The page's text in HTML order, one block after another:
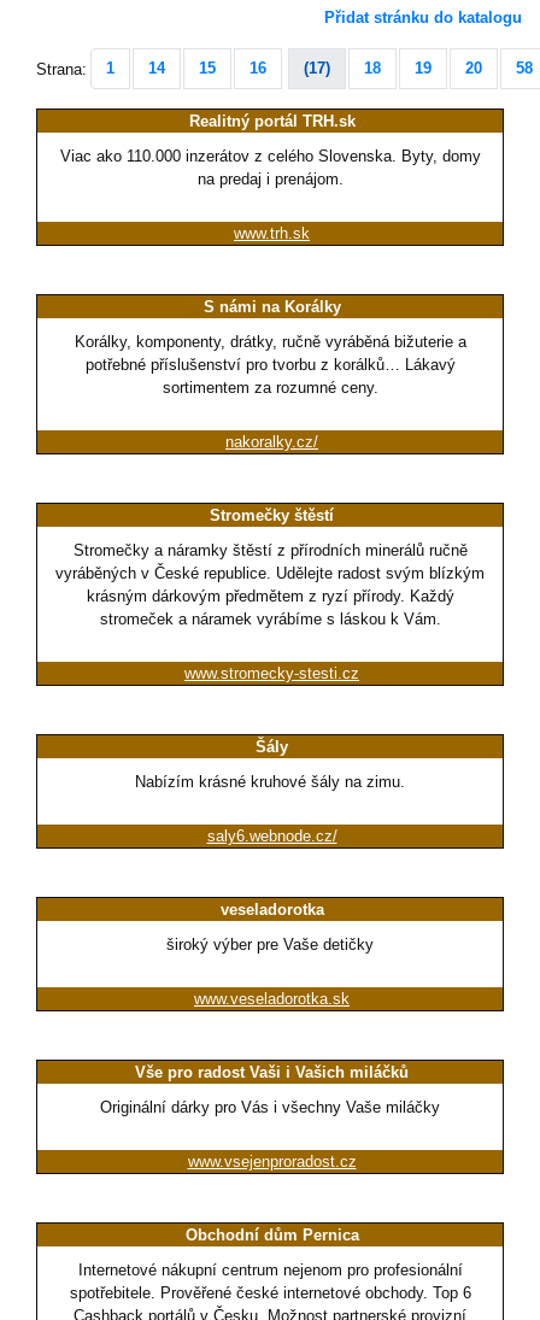
Přidat stránku do katalogu
Strana: 1 14 15 16 (17) 18 19 20 58
Realitný portál TRH.sk
Viac ako 110.000 inzerátov z celého Slovenska. Byty, domy
na predaj i prenájom.
www.trh.sk
S námi na Korálky
Korálky, komponenty, drátky, ručně vyráběná bižuterie a
potřebné příslušenství pro tvorbu z korálků… Lákavý
sortimentem za rozumné ceny.
nakoralky.cz/
Stromečky štěstí
Stromečky a náramky štěstí z přírodních minerálů ručně
vyráběných v České republice. Udělejte radost svým blízkým
krásným dárkovým předmětem z ryzí přírody. Každý
stromeček a náramek vyrábíme s láskou k Vám.
www.stromecky-stesti.cz
Šály
Nabízím krásné kruhové šály na zimu.
saly6.webnode.cz/
veseladorotka
široký výber pre Vaše detičky
www.veseladorotka.sk
Vše pro radost Vaši i Vašich miláčků
Originální dárky pro Vás i všechny Vaše miláčky
www.vsejenproradost.cz
Obchodní dům Pernica
Internetové nákupní centrum nejenom pro profesionální
spotřebitele. Prověřené české internetové obchody. Top 6
Cashback portálů v Česku. Možnost partnerské provizní